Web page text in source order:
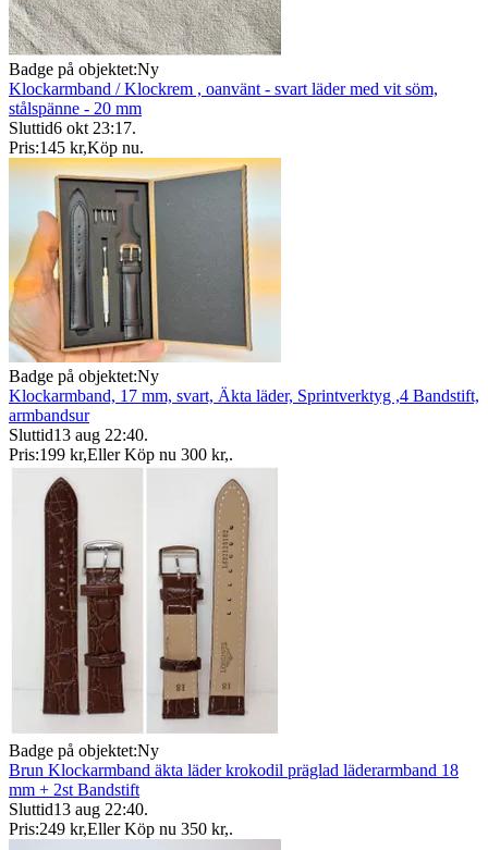
Badge på objektet:Ny
Klockarmband / Klockrem , oanvänt - svart läder med vit söm,
stålspänne - 20 mm
Sluttid6 okt 23:17.
Pris:145 kr,Köp nu.
Badge på objektet:Ny
Klockarmband, 17 mm, svart, Äkta läder, Sprintverktyg ,4 Bandstift,
armbandsur
Sluttid13 aug 22:40.
Pris:199 kr,Eller Köp nu 300 kr,.
Badge på objektet:Ny
Brun Klockarmband äkta läder krokodil präglad läderarmband 18
mm + 2st Bandstift
Sluttid13 aug 22:40.
Pris:249 kr,Eller Köp nu 350 kr,.